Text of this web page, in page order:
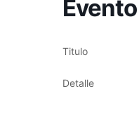
Titulo
Detalle